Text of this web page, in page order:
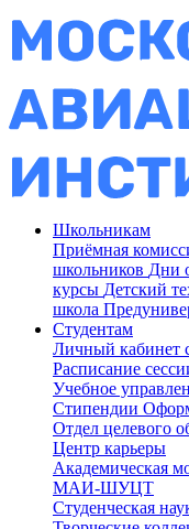
Школьникам
Приёмная
школьников Дни
курсы Детский
школа
Студентам
Личный кабинет
Расписание
Учебное
Стипендии
Отдел целевого
Центр карьеры
Академическая
МАИ-ШУЦТ
Студенческая